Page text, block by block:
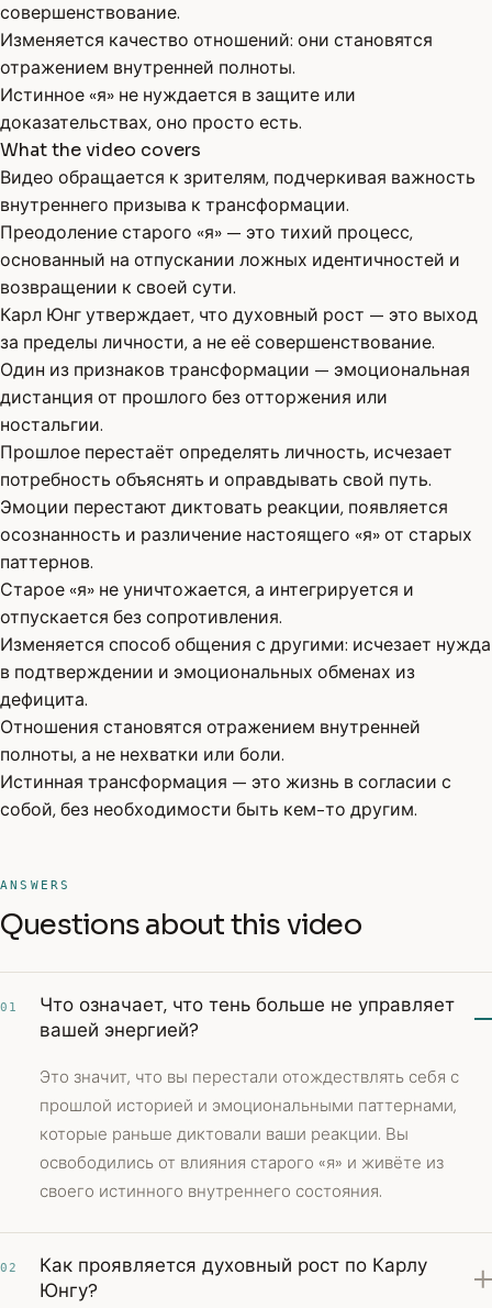
совершенствование.
Изменяется качество отношений: они становятся
отражением внутренней полноты.
Истинное «я» не нуждается в защите или
доказательствах, оно просто есть.
What the video covers
Видео обращается к зрителям, подчеркивая важность
внутреннего призыва к трансформации.
Преодоление старого «я» — это тихий процесс,
основанный на отпускании ложных идентичностей и
возвращении к своей сути.
Карл Юнг утверждает, что духовный рост — это выход
за пределы личности, а не её совершенствование.
Один из признаков трансформации — эмоциональная
дистанция от прошлого без отторжения или
ностальгии.
Прошлое перестаёт определять личность, исчезает
потребность объяснять и оправдывать свой путь.
Эмоции перестают диктовать реакции, появляется
осознанность и различение настоящего «я» от старых
паттернов.
Старое «я» не уничтожается, а интегрируется и
отпускается без сопротивления.
Изменяется способ общения с другими: исчезает нужда
в подтверждении и эмоциональных обменах из
дефицита.
Отношения становятся отражением внутренней
полноты, а не нехватки или боли.
Истинная трансформация — это жизнь в согласии с
собой, без необходимости быть кем-то другим.
ANSWERS
Questions about this video
01
Что означает, что тень больше не управляет
вашей энергией?
Это значит, что вы перестали отождествлять себя с
прошлой историей и эмоциональными паттернами,
которые раньше диктовали ваши реакции. Вы
освободились от влияния старого «я» и живёте из
своего истинного внутреннего состояния.
02
Как проявляется духовный рост по Карлу
Юнгу?